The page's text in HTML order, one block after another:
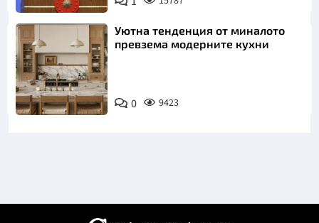
Уютна тенденция от миналото
превзема модерните кухни
0 9423